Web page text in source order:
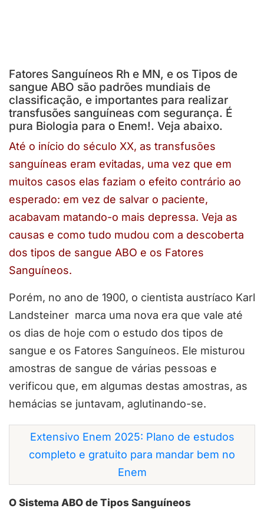
Fatores Sanguíneos Rh e MN, e os Tipos de
sangue ABO são padrões mundiais de
classificação, e importantes para realizar
transfusões sanguíneas com segurança. É
pura Biologia para o Enem!. Veja abaixo.
Até o início do século XX, as transfusões
sanguíneas eram evitadas, uma vez que em
muitos casos elas faziam o efeito contrário ao
esperado: em vez de salvar o paciente,
acabavam matando-o mais depressa. Veja as
causas e como tudo mudou com a descoberta
dos tipos de sangue ABO e os Fatores
Sanguíneos.
Porém, no ano de 1900, o cientista austríaco Karl
Landsteiner marca uma nova era que vale até
os dias de hoje com o estudo dos tipos de
sangue e os Fatores Sanguíneos. Ele misturou
amostras de sangue de várias pessoas e
verificou que, em algumas destas amostras, as
hemácias se juntavam, aglutinando-se.
Extensivo Enem 2025: Plano de estudos
completo e gratuito para mandar bem no
Enem
O Sistema ABO de Tipos Sanguíneos